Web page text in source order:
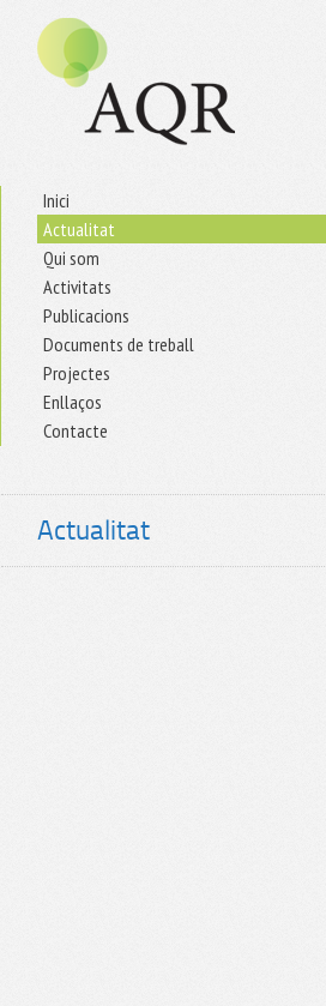
Inici
Actualitat
Qui som
Activitats
Publicacions
Documents de treball
Projectes
Enllaços
Contacte
Actualitat